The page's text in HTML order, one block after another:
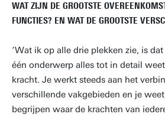
WAT ZIJN DE GROOTSTE
FUNCTIES? EN WAT DE GROOTSTE
‘Wat ik op alle drie plekken zie, is dat
één onderwerp alles tot in detail
kracht. Je werkt steeds aan het
verschillende vakgebieden en je
begrijpen waar de krachten van